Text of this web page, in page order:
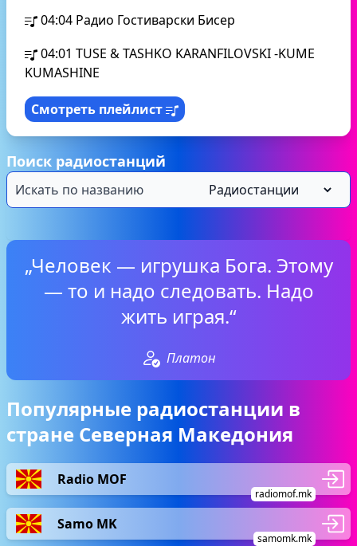
04:04 Радио Гостиварски Бисер
04:01 TUSE & TASHKO KARANFILOVSKI -KUME
KUMASHINE
Смотреть плейлист
Поиск радиостанций
„Человек — игрушка Бога. Этому
— то и надо следовать. Надо
жить играя.“
Платон
Популярные радиостанции в
стране Северная Македония
Radio MOF
radiomof.mk
Samo MK
samomk.mk